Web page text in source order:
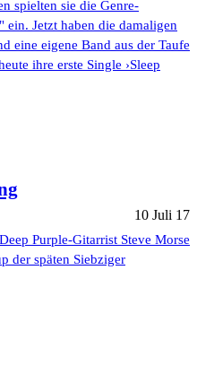
spielten sie die Genre-
Jetzt haben die damaligen
eine eigene Band aus der Taufe
ihre erste Single ›Sleep
10 Juli 17
Purple-Gitarrist Steve Morse
der späten Siebziger